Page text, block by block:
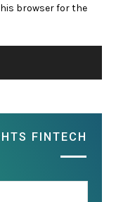
browser for the
FINTECH